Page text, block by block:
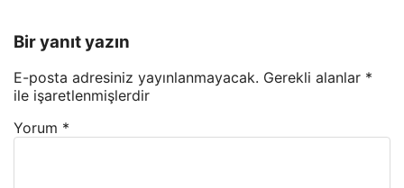
Bir yanıt yazın
E-posta adresiniz yayınlanmayacak. Gerekli alanlar *
ile işaretlenmişlerdir
Yorum *